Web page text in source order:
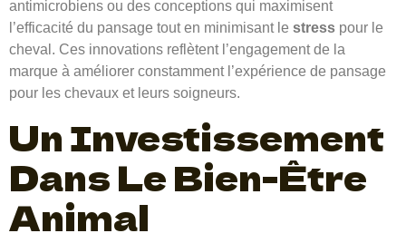
antimicrobiens ou des conceptions qui maximisent
l’efficacité du pansage tout en minimisant le stress pour le
cheval. Ces innovations reflètent l’engagement de la
marque à améliorer constamment l’expérience de pansage
pour les chevaux et leurs soigneurs.
Un Investissement
Dans Le Bien-Être
Animal